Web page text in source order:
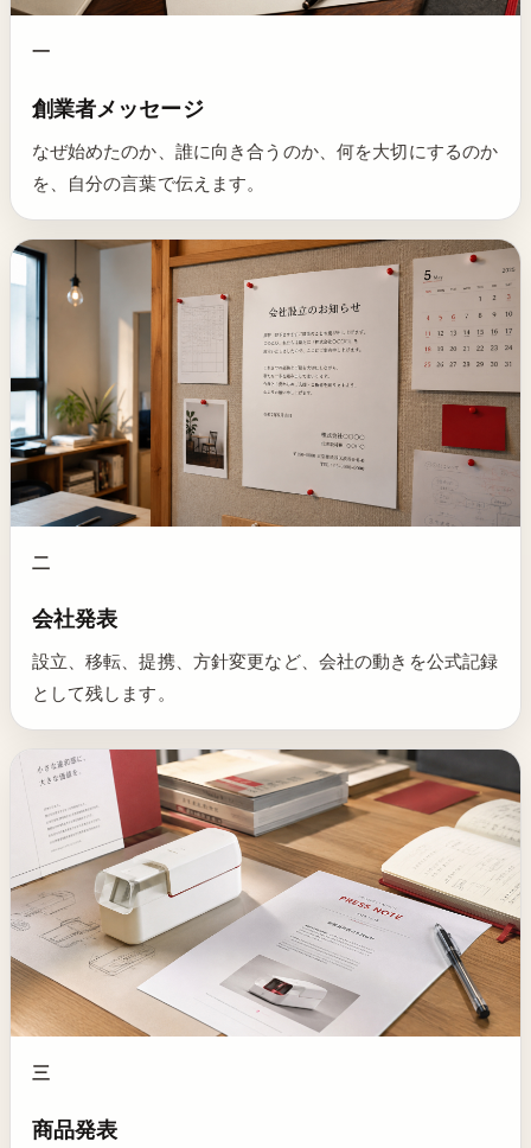
一
創業者メッセージ
なぜ始めたのか、誰に向き合うのか、何を大切にするのか
を、自分の言葉で伝えます。
二
会社発表
設立、移転、提携、方針変更など、会社の動きを公式記録
として残します。
三
商品発表